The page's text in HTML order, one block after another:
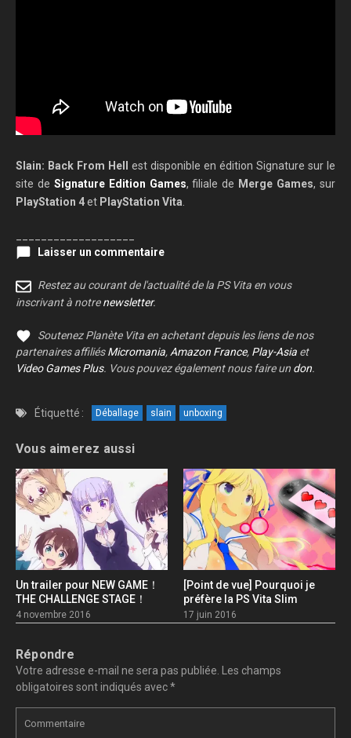
Slain: Back From Hell
est disponible en édition Signature sur le
site de Signature Edition Games, filiale de Merge Games, sur
PlayStation 4et PlayStation Vita
Laisser un commentaire
Restez au courant de l'actualité de la PS Vita en vous
inscrivant à notrenewsletter.
Soutenez Planète Vita en achetant depuis les liens de nos
partenaires affiliésMicromania, Amazon France, Play-Asia et
Video Games Plus. Vous pouvez également nous faire un don.
Étiquetté : Déballage slain unboxing
Vous aimerez aussi
Un trailer pour NEW GAME！
THE CHALLENGE STAGE！
4 novembre 2016
[Point de vue] Pourquoi je
préfère la PS Vita Slim
17 juin 2016
Répondre
Votre adresse e-mail ne sera pas publiée. Les champs
obligatoires sont indiqués avec*